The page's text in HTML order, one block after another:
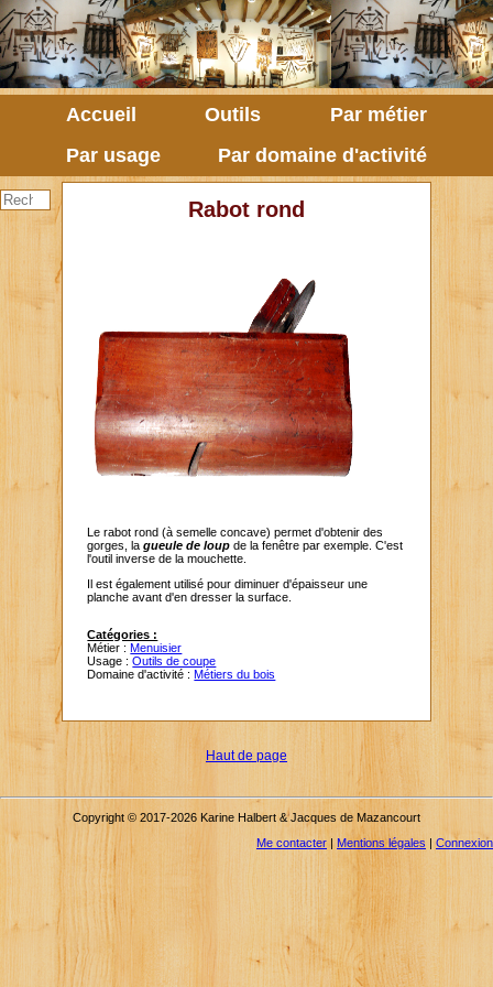
Accueil Outils
Par métier
Par usage
Par domaine d'activité
Rabot rond
Le rabot rond (à semelle concave) permet d'obtenir des
gorges, lagueule de loup de la fenêtre par exemple. C'est
l'outil inverse de la mouchette.
Il est également utilisé pour diminuer d'épaisseur une
planche avant d'en dresser la surface.
Catégories :
Métier :Menuisier
Usage :Outils de coupe
Domaine d'activité :Métiers du bois
Haut de page
Copyright © 2017-2026 Karine Halbert & Jacques de Mazancourt
Me contacter
Mentions légales Connexion